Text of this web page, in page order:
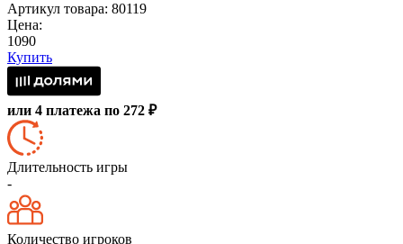
Артикул товара: 80119
Цена:
1090
Купить
или 4 платежа по 272 ₽
Длительность игры
-
Количество игроков